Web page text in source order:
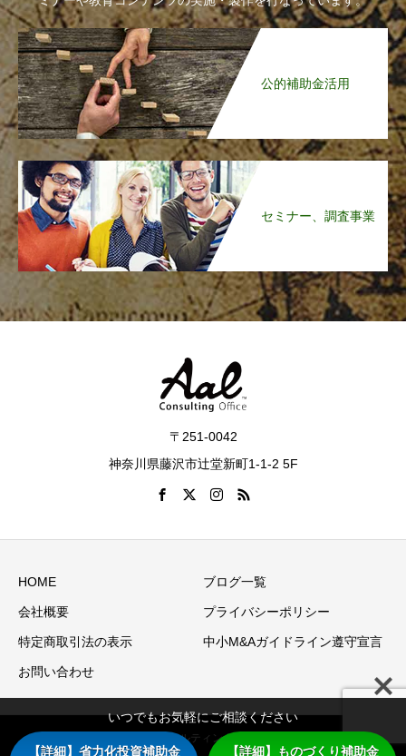
公的補助金活用
セミナー、調査事業
〒251-0042
神奈川県藤沢市辻堂新町1-1-2 5F
HOME ブログ一覧
会社概要 プライバシーポリシー
特定商取引法の表示 中小M&Aガイドライン遵守宣言
お問い合わせ
Copyright © アアルコンサルティングオフィス（アアル株式会
いつでもお気軽にご相談ください
【詳細】省力化投資補助金 【詳細】ものづくり補助金